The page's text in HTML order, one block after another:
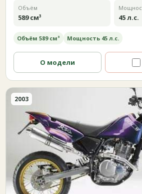
Объём
589 см³ 45 л.с.
Объём 589 см³ Мощность 45 л.с.
О модели
2003